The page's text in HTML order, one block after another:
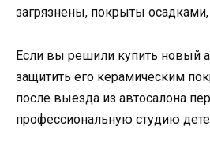
загрязнены, покрыты
Если вы решили купить новый
защитить его керамическим
после выезда из автосалона
профессиональную студию